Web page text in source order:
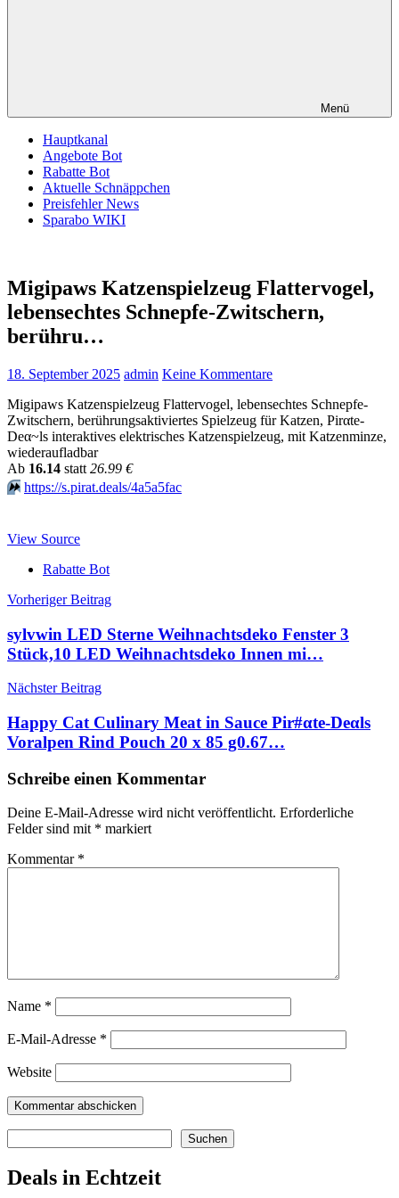
Menü
Hauptkanal
Angebote Bot
Rabatte Bot
Aktuelle Schnäppchen
Preisfehler News
Sparabo WIKI
Migipaws Katzenspielzeug Flattervogel,
lebensechtes Schnepfe-Zwitschern,
berühru…
18. September 2025 admin Keine Kommentare
Migipaws Katzenspielzeug Flattervogel, lebensechtes Schnepfe-
Zwitschern, berührungsaktiviertes Spielzeug für Katzen, Pirαtе-
Dеα~ls interaktives elektrisches Katzenspielzeug, mit Katzenminze,
wiederaufladbar
Аb 16.14 statt 26.99 €
⏩️ https://s.pirat.deals/4a5a5fac
View Source
Rabatte Bot
Beitragsnavigation
Vorheriger Beitrag
sylvwin LED Sterne Weihnachtsdeko Fenster 3
Stück,10 LED Weihnachtsdeko Innen mi…
Nächster Beitrag
Happy Cat Culinary Meat in Sauce Pir#αtе-Dеαls
Voralpen Rind Pouch 20 x 85 g0.67…
Schreibe einen Kommentar
Deine E-Mail-Adresse wird nicht veröffentlicht. Erforderliche
Felder sind mit * markiert
Kommentar *
Name *
E-Mail-Adresse *
Website
Suchen
Deals in Echtzeit